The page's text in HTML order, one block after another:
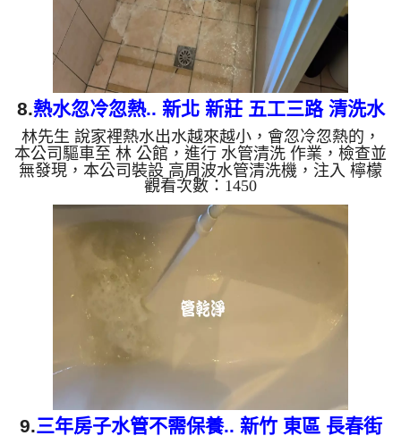
8.熱水忽冷忽熱.. 新北 新莊 五工三路 清洗水
管
林先生 說家裡熱水出水越來越小，會忽冷忽熱的，
本公司驅車至 林 公館，進行 水管清洗 作業，檢查並
無發現，本公司裝設 高周波水管清洗機，注入 檸檬
酸 至水管，等了約15分，開啟 水管清洗機 ，啟動 螺
旋波 模式，一洗水管就流出泡沫水，源源不絕，兩
個多小時後，熱水出水量恢復了。 如是自來水，如
水管老化，會產生鐵鏽跟泥沙堆積，洗出來的水就會
是咖啡色，地下水含有氧化錳，管壁上會結成黑色管
垢，洗出來的水會跟石油一樣黑，有些洗出綠色的
水，是因為裡面有銅的物質，生鏽產生銅綠，如是藍
色的水，是因為水龍頭...
觀看次數：1450
9.三年房子水管不需保養.. 新竹 東區 長春街